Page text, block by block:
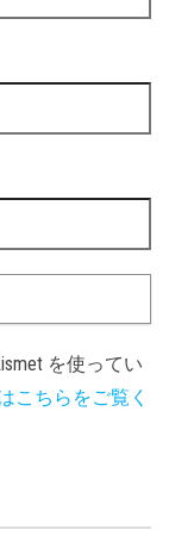
を使ってい
こちらをご覧く